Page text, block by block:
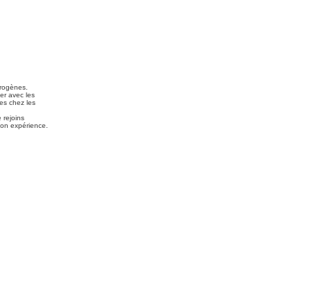
avec les
chez les
rejoins
expérience.